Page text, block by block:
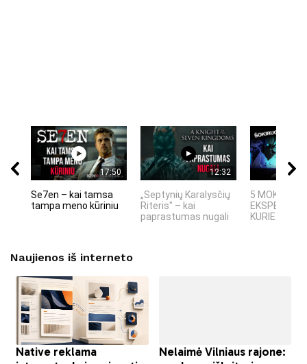
17:50
Se7en – kai tamsa
tampa meno kūriniu
12:32
„Septynių Karalysčių
Riteris" – kai
paprastumas nugali
5 MOKSLINIAI
KURIE
Naujienos iš interneto